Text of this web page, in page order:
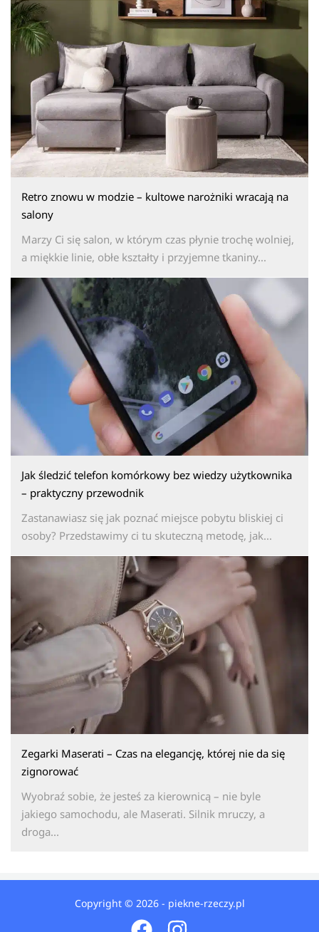
Retro znowu w modzie – kultowe narożniki wracają na
salony
Marzy Ci się salon, w którym czas płynie trochę wolniej,
a miękkie linie, obłe kształty i przyjemne tkaniny...
Jak śledzić telefon komórkowy bez wiedzy użytkownika
– praktyczny przewodnik
Zastanawiasz się jak poznać miejsce pobytu bliskiej ci
osoby? Przedstawimy ci tu skuteczną metodę, jak...
Zegarki Maserati – Czas na elegancję, której nie da się
zignorować
Wyobraź sobie, że jesteś za kierownicą – nie byle
jakiego samochodu, ale Maserati. Silnik mruczy, a
droga...
Copyright © 2026 - piekne-rzeczy.pl